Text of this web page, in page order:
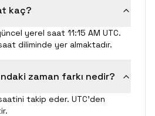
kaç?
yerel saat 11:15 AM UTC.
diliminde yer almaktadır.
zaman farkı nedir?
takip eder. UTC'den